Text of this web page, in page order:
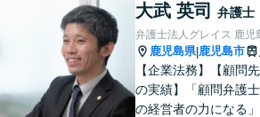
弁護などに強い弁護士
「鹿児島あおぞら法
所」で検索。
大武 英司 弁護士
弁護士法人グレイス 鹿児
鹿児島県|鹿児島市
【企業法務】【顧問
の実績】「顧問弁護
の経営者の力になる」